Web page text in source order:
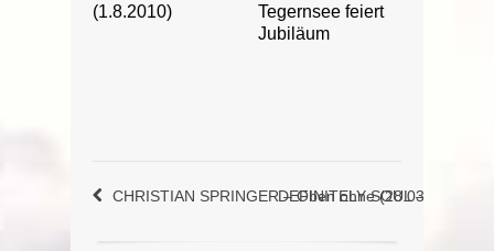
(1.8.2010)
Tegernsee feiert
Jubiläum
CHRISTIAN SPRINGER – Oben ohne (28.03.2015)
DEFINITELY SOUL – Ain’t